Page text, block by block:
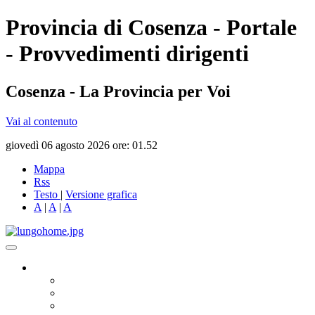
Provincia di Cosenza - Portale
- Provvedimenti dirigenti
Cosenza - La Provincia per Voi
Vai al contenuto
giovedì 06 agosto 2026 ore: 01.52
Mappa
Rss
Testo | Versione grafica
A | A | A